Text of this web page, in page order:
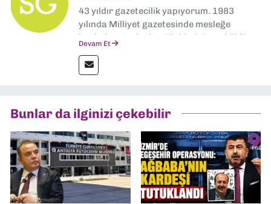
43 yıldır gazetecilik yapıyorum. 1983
yılında Milliyet gazetesinde mesleğe
başladım. Ardından Türkiye’nin en köklü
muhabir, editör, müdür yardımcısı ve spor
müdürü olarak görev yaptım. Ayrıca Yeni
Gazetesi'nde editörlük yapıyorum
Devam Et
Bunlar da ilginizi çekebilir